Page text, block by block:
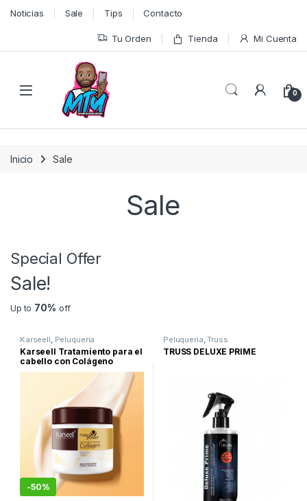
Skip to navigation
Skip to content
Noticias Sale Tips Contacto
Tu Orden Tienda Mi Cuenta
0
Inicio Sale
Sale
Special Offer
Sale!
Up to 70% off
Karseell Peluqueria
Karseell Tratamiento para el
cabello con Colágeno
-50%
Peluqueria ,Truss
TRUSS DELUXE PRIME